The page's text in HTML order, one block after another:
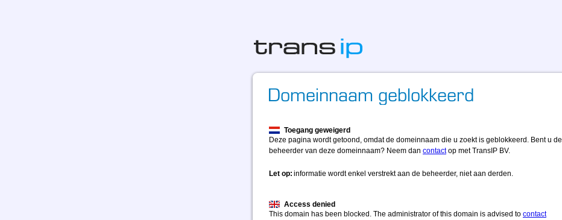
Toegang geweigerd
Deze pagina wordt getoond, omdat de domeinnaam die u zoekt is geblokkeerd. Bent u de
beheerder van deze domeinnaam? Neem dan contactop met TransIP BV.
Let op: informatie wordt enkel verstrekt aan de beheerder, niet aan derden.
Access denied
This domain has been blocked. The administrator of this domain is advised to contact